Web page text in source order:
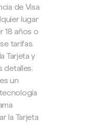
de Visa
lugar
18 años o
tarifas.
Tarjeta y
detalles.
un
la Tarjeta